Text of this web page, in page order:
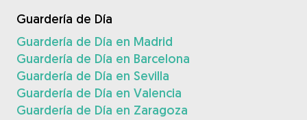
Guardería de Día
Guardería de Día en Madrid
Guardería de Día en Barcelona
Guardería de Día en Sevilla
Guardería de Día en Valencia
Guardería de Día en Zaragoza